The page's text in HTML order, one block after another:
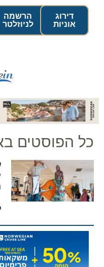
הרשמה
לניוזלטר
דירוג
אוניות
כל הפוסטים